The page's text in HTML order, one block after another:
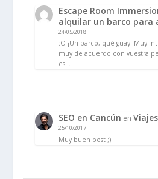
Escape Room
alquilar un barco para
24/05/2018
:O ¡Un barco, qué guay! Muy
muy de acuerdo con vuestra
es…
SEO en Cancún en
25/10/2017
Muy buen post ;)